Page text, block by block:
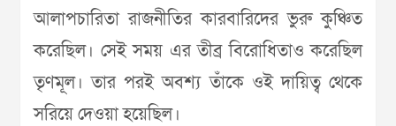
আলাপচারিতা রাজনীতির কারবারিদের ভুরু কুঞ্চিত
করেছিল। সেই সময় এর তীব্র বিরোধিতাও করেছিল
তৃণমূল। তার পরই অবশ্য তাঁকে ওই দায়িত্ব থেকে
সরিয়ে দেওয়া হয়েছিল।